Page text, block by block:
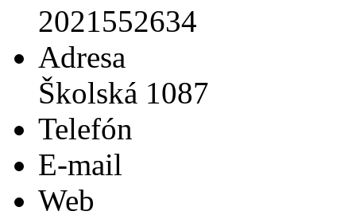
2021552634
Adresa
Školská 1087
Telefón
E-mail
Web